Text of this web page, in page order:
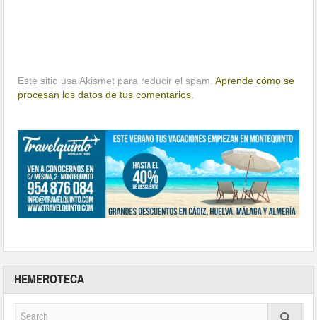
Este sitio usa Akismet para reducir el spam.Aprende cómo se
procesan los datos de tus comentarios.
HEMEROTECA